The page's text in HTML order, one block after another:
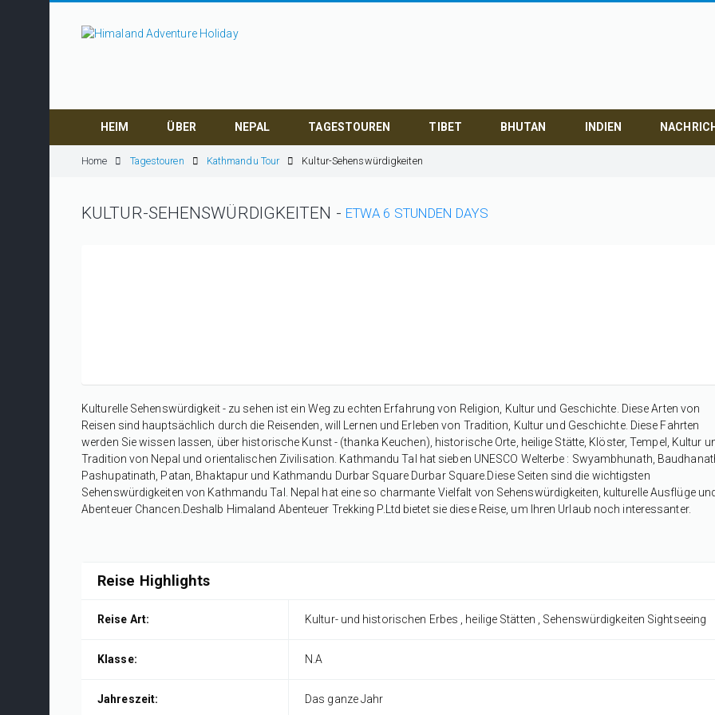
HEIM ÜBER NEPAL TAGESTOUREN TIBET BHUTAN INDIEN
Home Tagestouren Kathmandu Tour Kultur-Sehenswürdigkeiten
KULTUR-SEHENSWÜRDIGKEITEN - ETWA 6 STUNDEN DAYS
Kulturelle Sehenswürdigkeit - zu sehen ist ein Weg zu echten Erfahrung von Religion, Kultur und Geschichte. Diese Arten von
Reisen sind hauptsächlich durch die Reisenden, will Lernen und Erleben von Tradition, Kultur und Geschichte. Diese Fahrten
werden Sie wissen lassen, über historische Kunst - (thanka Keuchen), historische Orte, heilige Stätte, Klöster, Tempel, Kultur
Tradition von Nepal und orientalischen Zivilisation. Kathmandu Tal hat sieben UNESCO Welterbe : Swyambhunath,
Pashupatinath, Patan, Bhaktapur und Kathmandu Durbar Square Durbar Square.Diese Seiten sind die wichtigsten
Sehenswürdigkeiten von Kathmandu Tal. Nepal hat eine so charmante Vielfalt von Sehenswürdigkeiten, kulturelle Ausflüge
Abenteuer Chancen.Deshalb Himaland Abenteuer Trekking P.Ltd bietet sie diese Reise, um Ihren Urlaub noch interessanter.
Reise Highlights
Reise Art: Kultur- und historischen Erbes , heilige Stätten , Sehenswürdigkeiten Sightseeing
Klasse: N.A
Jahreszeit: Das ganze Jahr